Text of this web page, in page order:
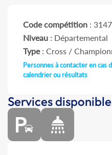
Code compétition :
Niveau : Départemental
Type: Cross /
Personnes à contacter en cas
calendrier ou résultats
Services